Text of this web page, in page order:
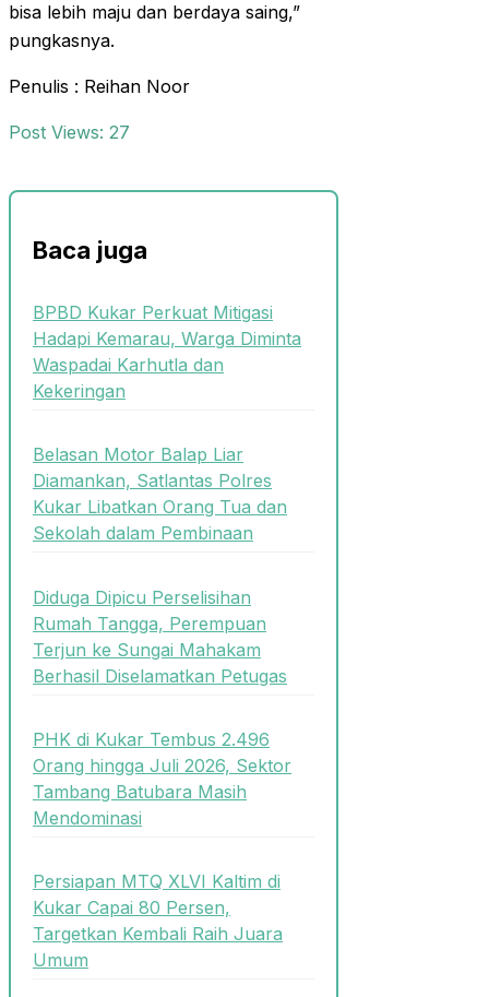
bisa lebih maju dan berdaya saing,”
pungkasnya.
Penulis : Reihan Noor
Post Views: 27
Baca juga
BPBD Kukar Perkuat Mitigasi
Hadapi Kemarau, Warga Diminta
Waspadai Karhutla dan
Kekeringan
Belasan Motor Balap Liar
Diamankan, Satlantas Polres
Kukar Libatkan Orang Tua dan
Sekolah dalam Pembinaan
Diduga Dipicu Perselisihan
Rumah Tangga, Perempuan
Terjun ke Sungai Mahakam
Berhasil Diselamatkan Petugas
PHK di Kukar Tembus 2.496
Orang hingga Juli 2026, Sektor
Tambang Batubara Masih
Mendominasi
Persiapan MTQ XLVI Kaltim di
Kukar Capai 80 Persen,
Targetkan Kembali Raih Juara
Umum